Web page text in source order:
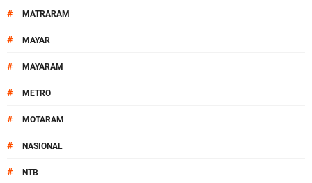
# MATRARAM
# MAYAR
# MAYARAM
# METRO
# MOTARAM
# NASIONAL
# NTB